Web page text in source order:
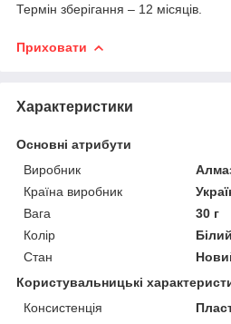
Термін зберігання – 12 місяців.
Приховати
Характеристики
Основні атрибути
Виробник
Країна виробник
Вага
30 г
Колір
Білий
Стан
Користувальницькі
Консистенція